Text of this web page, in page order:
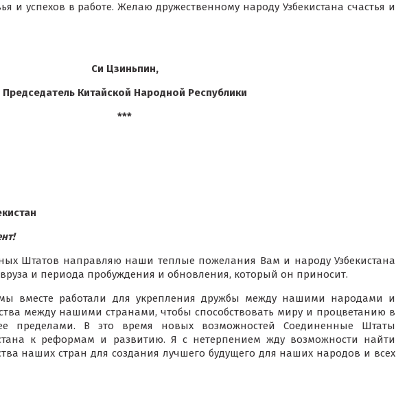
и успехов в работе. Желаю дружественному народу Узбекистана счастья и
Си Цзиньпин,
Председатель Китайской Народной Республики
***
Штатов направляю наши теплые пожелания Вам и народу Узбекистана
и периода пробуждения и обновления, который он приносит.
вместе работали для укрепления дружбы между нашими народами и
между нашими странами, чтобы способствовать миру и процветанию в
пределами. В это время новых возможностей Соединенные Штаты
к реформам и развитию. Я с нетерпением жду возможности найти
наших стран для создания лучшего будущего для наших народов и всех